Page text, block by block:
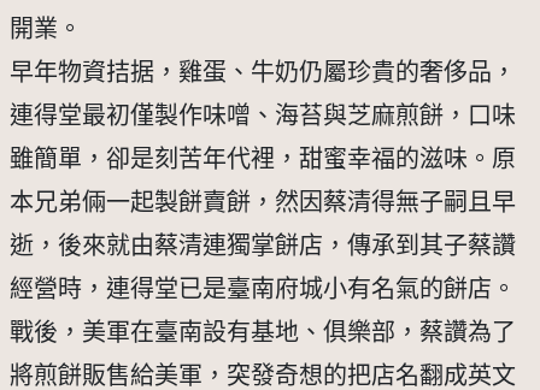
開業。
早年物資拮据，雞蛋、牛奶仍屬珍貴的奢侈品，
連得堂最初僅製作味噌、海苔與芝麻煎餅，口味
雖簡單，卻是刻苦年代裡，甜蜜幸福的滋味。原
本兄弟倆一起製餅賣餅，然因蔡清得無子嗣且早
逝，後來就由蔡清連獨掌餅店，傳承到其子蔡讚
經營時，連得堂已是臺南府城小有名氣的餅店。
戰後，美軍在臺南設有基地、俱樂部，蔡讚為了
將煎餅販售給美軍，突發奇想的把店名翻成英文